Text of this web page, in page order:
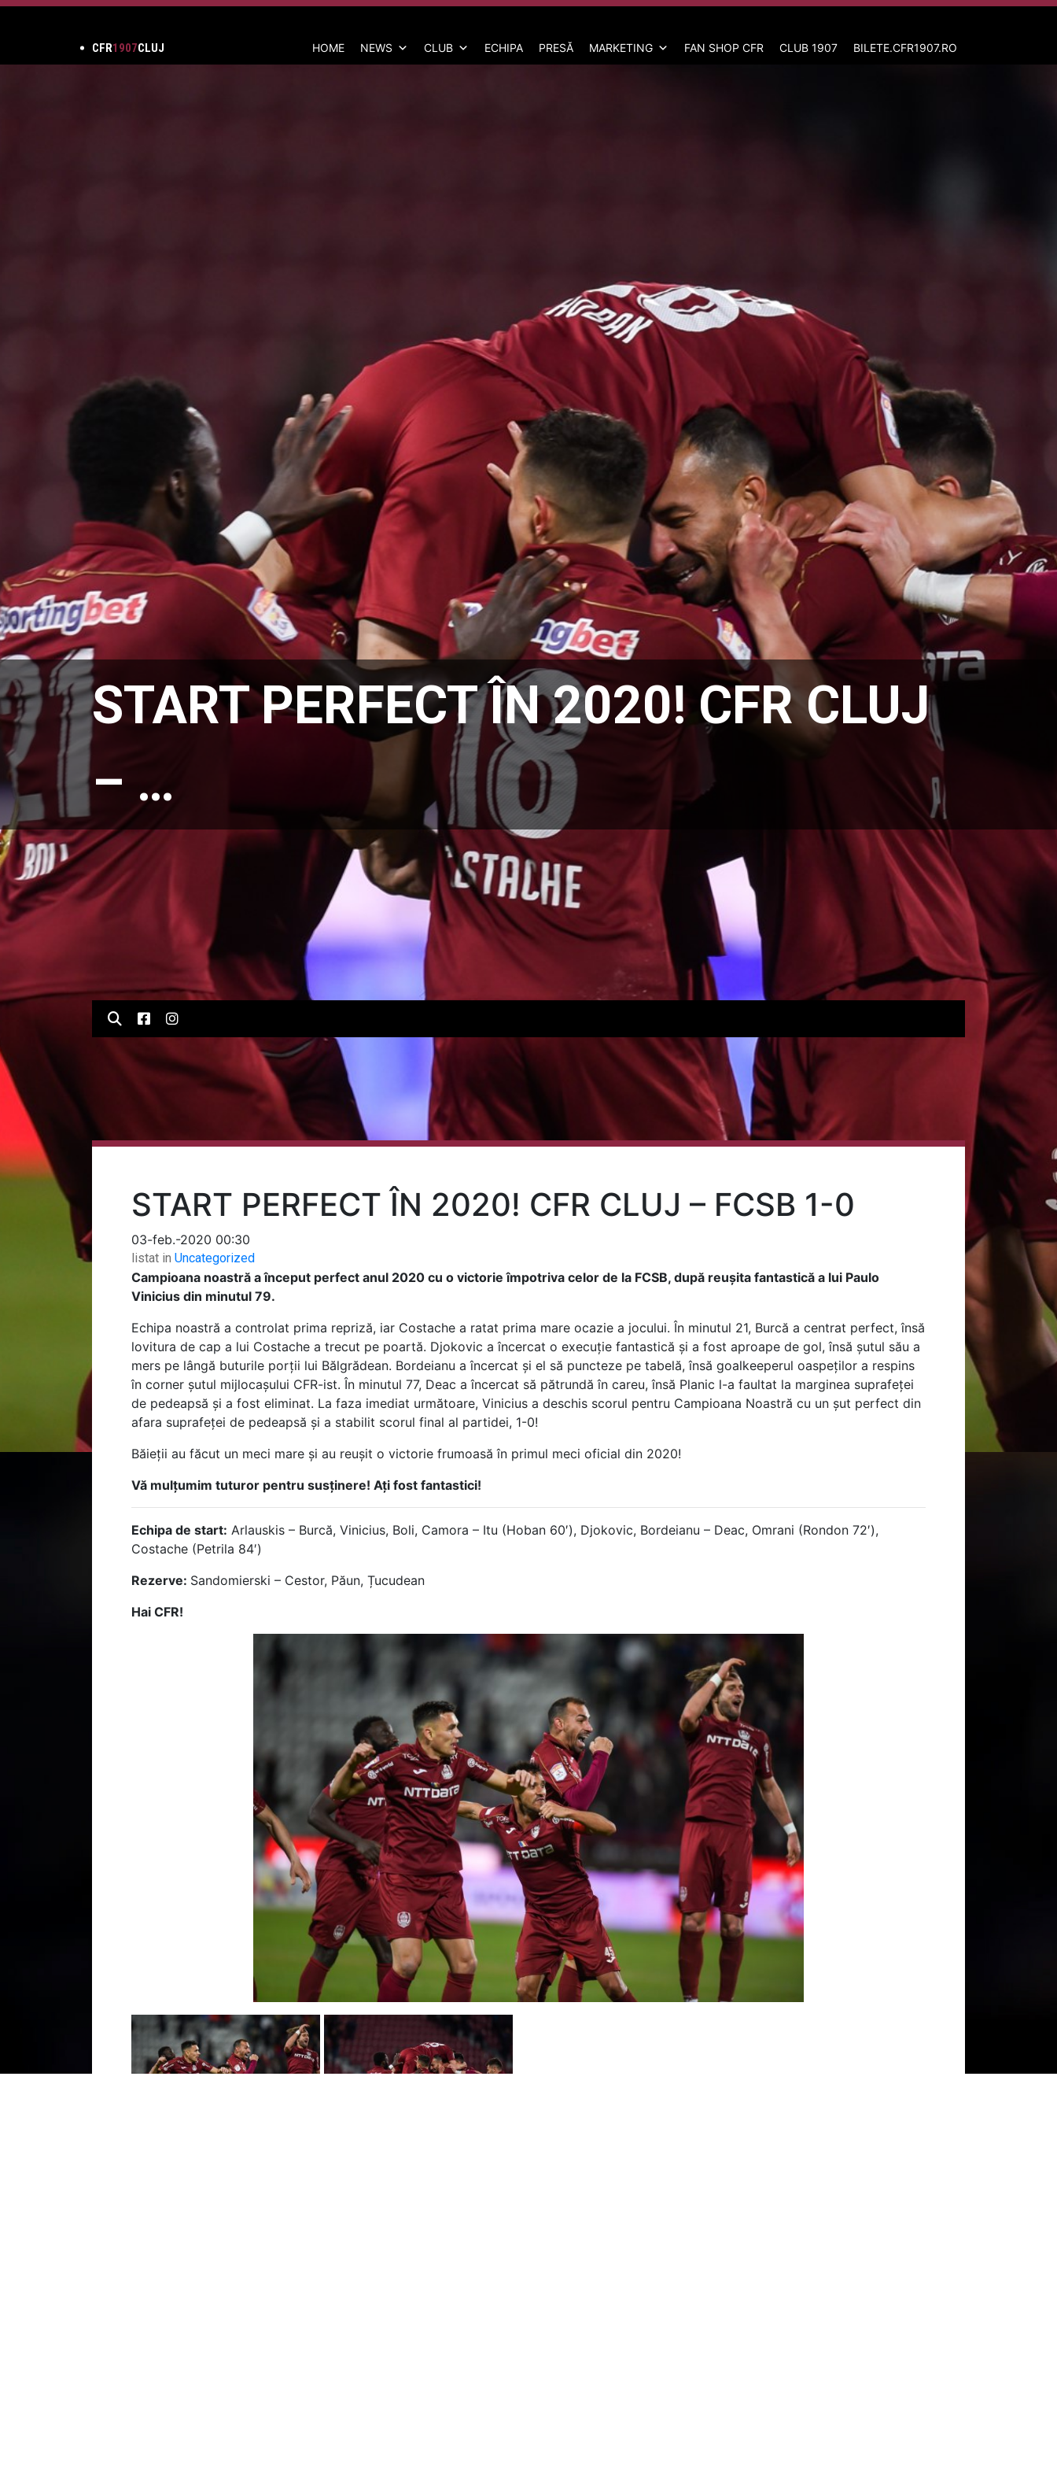
CFR1907CLUJ HOME NEWS CLUB ECHIPA PRESĂ MARKETING FAN SHOP CFR CLUB 1907 BILETE.CFR1907.RO
START PERFECT ÎN 2020! CFR CLUJ
– …
START PERFECT ÎN 2020! CFR CLUJ – FCSB 1-0
03-feb.-2020 00:30
listat in Uncategorized
Campioana noastră a început perfect anul 2020 cu o victorie împotriva celor de la FCSB, după reușita fantastică a lui Paulo
Vinicius din minutul 79.
Echipa noastră a controlat prima repriză, iar Costache a ratat prima mare ocazie a jocului. În minutul 21, Burcă a centrat perfect, însă
lovitura de cap a lui Costache a trecut pe poartă. Djokovic a încercat o execuție fantastică și a fost aproape de gol, însă șutul său a
mers pe lângă buturile porții lui Bălgrădean. Bordeianu a încercat și el să puncteze pe tabelă, însă goalkeeperul oaspeților a respins
în corner șutul mijlocașului CFR-ist. În minutul 77, Deac a încercat să pătrundă în careu, însă Planic l-a faultat la marginea suprafeței
de pedeapsă și a fost eliminat. La faza imediat următoare, Vinicius a deschis scorul pentru Campioana Noastră cu un șut perfect din
afara suprafeței de pedeapsă și a stabilit scorul final al partidei, 1-0!
Băieții au făcut un meci mare și au reușit o victorie frumoasă în primul meci oficial din 2020!
Vă mulțumim tuturor pentru susținere! Ați fost fantastici!
Echipa de start: Arlauskis – Burcă, Vinicius, Boli, Camora – Itu (Hoban 60′), Djokovic, Bordeianu – Deac, Omrani (Rondon 72′),
Costache (Petrila 84′)
Rezerve: Sandomierski – Cestor, Păun, Țucudean
Hai CFR!